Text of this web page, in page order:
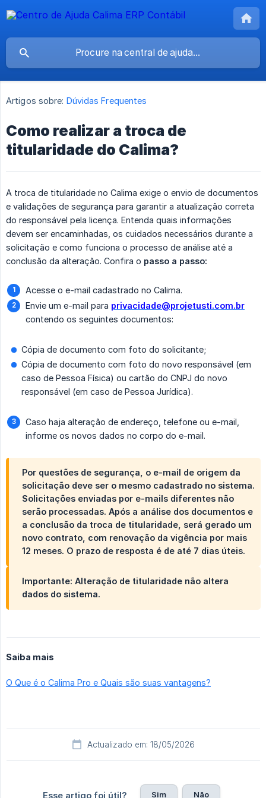
Artigos sobre: Dúvidas Frequentes
Como realizar a troca de
titularidade do Calima?
A troca de titularidade no Calima exige o envio de documentos
e validações de segurança para garantir a atualização correta
do responsável pela licença. Entenda quais informações
devem ser encaminhadas, os cuidados necessários durante a
solicitação e como funciona o processo de análise até a
conclusão da alteração. Confira o passo a passo:
Acesse o e-mail cadastrado no Calima.
Envie um e-mail para privacidade@projetusti.com.br
contendo os seguintes documentos:
Cópia de documento com foto do solicitante;
Cópia de documento com foto do novo responsável (em
caso de Pessoa Física) ou cartão do CNPJ do novo
responsável (em caso de Pessoa Jurídica).
Caso haja alteração de endereço, telefone ou e-mail,
informe os novos dados no corpo do e-mail.
Por questões de segurança, o e-mail de origem da
solicitação deve ser o mesmo cadastrado no sistema.
Solicitações enviadas por e-mails diferentes não
serão processadas. Após a análise dos documentos e
a conclusão da troca de titularidade, será gerado um
novo contrato, com renovação da vigência por mais
12 meses. O prazo de resposta é de até 7 dias úteis.
Importante: Alteração de titularidade não altera
dados do sistema.
Saiba mais
O Que é o Calima Pro e Quais são suas vantagens?
Actualizado em: 18/05/2026
Esse artigo foi útil? Sim Não